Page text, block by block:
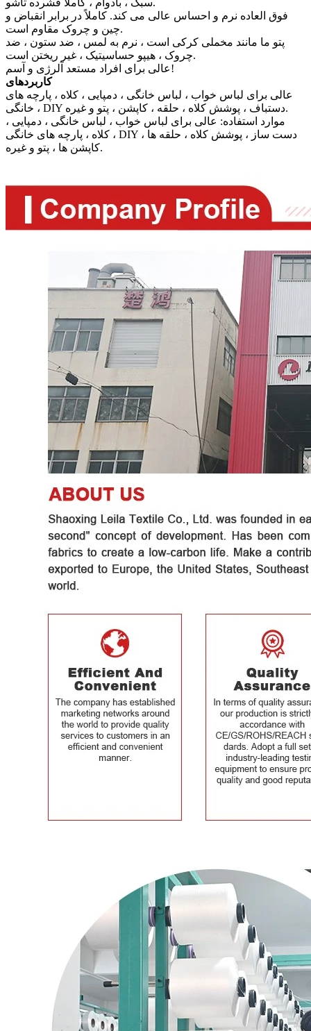
سبک ، بادوام ، کاملاً فشرده تاشو.
فوق العاده نرم و احساس عالی می کند. کاملاً در برابر انقباض و
چین و چروک مقاوم است.
پتو ما مانند مخملی کرکی است ، نرم به لمس ، ضد ستون ، ضد
چروک ، هیپو حساسیتیک ، غیر ریختن است.
عالی برای افراد مستعد آلرژی و آسم!
کاربردهای
عالی برای لباس خواب ، لباس خانگی ، دمپایی ، کلاه ، پارچه های
خانگی ، DIY دستباف ، پوشش کلاه ، حلقه ، کاپشن ، پتو و غیره.
موارد استفاده: عالی برای لباس خواب ، لباس خانگی ، دمپایی ،
کلاه ، پارچه های خانگی ، DIY دست ساز ، پوشش کلاه ، حلقه ها ،
کاپشن ها ، پتو و غیره.